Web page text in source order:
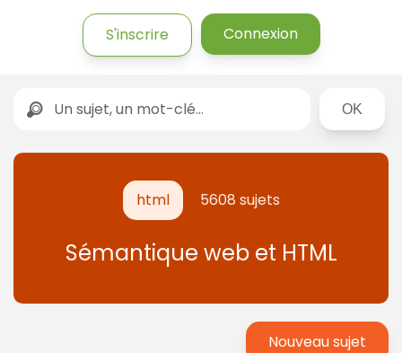
S'inscrire Connexion
Rechercher
html 5608 sujets
Sémantique web et HTML
Nouveau sujet